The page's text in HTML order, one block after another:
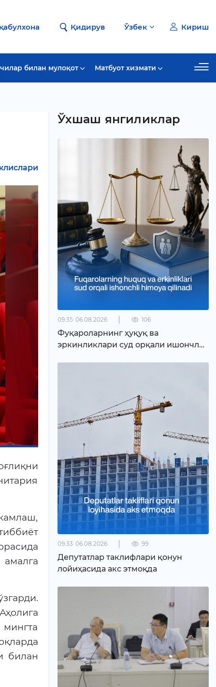
Қидирув Ўзбек Кириш
билан мулоқот Матбуот хизмати
билан
Ўхшаш янгиликлар
09:35 06.08.2026 106
Фуқароларнинг ҳуқуқ ва
эркинликлари суд орқали ишончли
09:33 06.08.2026 99
Депутатлар таклифлари қонун
лойиҳасида акс этмоқда